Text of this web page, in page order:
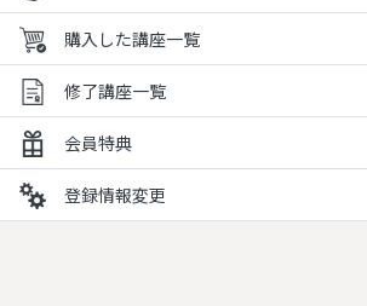
購入した講座一覧
修了講座一覧
会員特典
登録情報変更